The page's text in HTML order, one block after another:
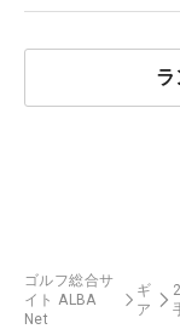
ゴルフ総合サ
イト ALBA
Net
ギ
ア